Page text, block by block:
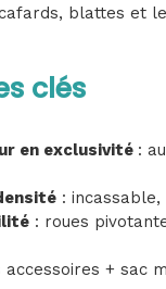
blattes et
clés
en exclusivité :
:
: roues
accessoires + sac